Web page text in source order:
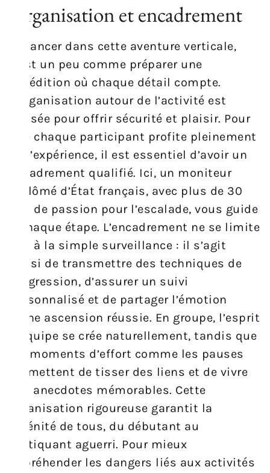
Organisation et encadrement
Se lancer dans cette aventure verticale,
c’est un peu comme préparer une
expédition où chaque détail compte.
L’organisation autour de l’activité est
pensée pour offrir sécurité et plaisir. Pour
que chaque participant profite pleinement
de l’expérience, il est essentiel d’avoir un
encadrement qualifié. Ici, un moniteur
diplômé d’État français, avec plus de 30
ans de passion pour l’escalade, vous guide
à chaque étape. L’encadrement ne se limite
pas à la simple surveillance : il s’agit
aussi de transmettre des techniques de
progression, d’assurer un suivi
personnalisé et de partager l’émotion
d’une ascension réussie. En groupe, l’esprit
d’équipe se crée naturellement, tandis que
les moments d’effort comme les pauses
permettent de tisser des liens et de vivre
des anecdotes mémorables. Cette
organisation rigoureuse garantit la
sérénité de tous, du débutant au
pratiquant aguerri. Pour mieux
appréhender les dangers liés aux activités